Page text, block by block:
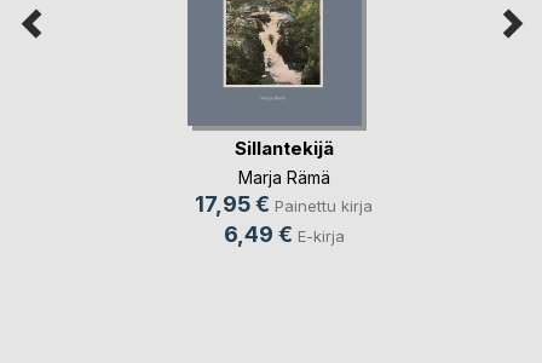
Sillantekijä
Marja Rämä
17,95 € Painettu kirja
6,49 € E-kirja